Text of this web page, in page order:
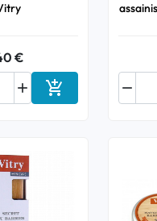
€
 Ajouter au panier
